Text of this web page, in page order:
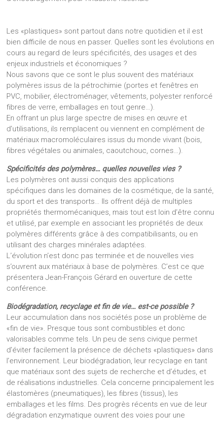
Les «plastiques» sont partout dans notre quotidien et il est
bien difficile de nous en passer. Quelles sont les évolutions en
cours au regard de leurs spécificités, des usages et des
enjeux industriels et économiques ?
Nous savons que ce sont le plus souvent des matériaux
polymères issus de la pétrochimie (portes et fenêtres en
PVC, mobilier, électroménager, vêtements, polyester renforcé
fibres de verre, emballages en tout genre…).
En offrant un plus large spectre de mises en œuvre et
d’utilisations, ils remplacent ou viennent en complément de
matériaux macromoléculaires issus du monde vivant (bois,
fibres végétales ou animales, caoutchouc, cornes…).
Spécificités des polymères… quelles nouvelles vies ?
Les polymères ont aussi conquis des applications
spécifiques dans les domaines de la cosmétique, de la santé,
du sport et des transports… Ils offrent déjà de multiples
propriétés thermomécaniques, mais tout est loin d’être connu
et utilisé, par exemple en associant les propriétés de deux
polymères différents grâce à des compatibilisants, ou en
utilisant des charges minérales adaptées.
L’évolution n’est donc pas terminée et de nouvelles vies
s’ouvrent aux matériaux à base de polymères. C’est ce que
présentera Jean-François Gérard en ouverture de cette
conférence.
Biodégradation, recyclage et fin de vie… est-ce possible ?
Leur accumulation dans nos sociétés pose un problème de
«fin de vie». Presque tous sont combustibles et donc
valorisables comme tels. Un peu de sens civique permet
d’éviter facilement la présence de déchets «plastiques» dans
l’environnement. Leur biodégradation, leur recyclage en tant
que matériaux sont des sujets de recherche et d’études, et
de réalisations industrielles. Cela concerne principalement les
élastomères (pneumatiques), les fibres (tissus), les
emballages et les films. Des progrès récents en vue de leur
dégradation enzymatique ouvrent des voies pour une